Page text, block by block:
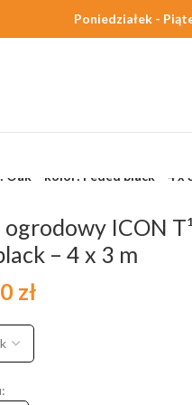
Poniedziałek -
– kolor: Feded black – 4 x
ogrodowy ICON
– 4 x 3 m
zł